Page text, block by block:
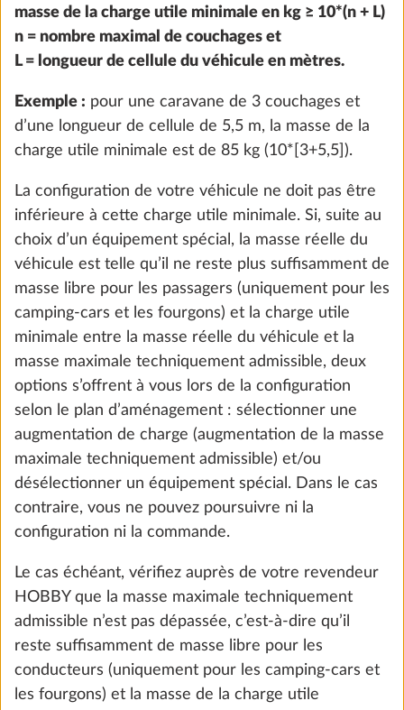
Hotte aspirante DOMETIC réglable à 10
positions
Plus
3,0 kg
Ajouter
Deux lits superposés avec sécurité et
échelle
masse de la charge utile minimale en kg ≥ 10*(n + L)
n = nombre maximal de couchages et
L = longueur de cellule du véhicule en mètres.
Exemple : pour une caravane de 3 couchages et
d’une longueur de cellule de 5,5 m, la masse de la
charge utile minimale est de 85 kg (10*[3+5,5]).
La configuration de votre véhicule ne doit pas être
inférieure à cette charge utile minimale. Si, suite au
choix d’un équipement spécial, la masse réelle du
véhicule est telle qu’il ne reste plus suffisamment de
masse libre pour les passagers (uniquement pour les
camping-cars et les fourgons) et la charge utile
minimale entre la masse réelle du véhicule et la
masse maximale techniquement admissible, deux
options s’offrent à vous lors de la configuration
selon le plan d’aménagement : sélectionner une
augmentation de charge (augmentation de la masse
maximale techniquement admissible) et/ou
désélectionner un équipement spécial. Dans le cas
contraire, vous ne pouvez poursuivre ni la
configuration ni la commande.
Le cas échéant, vérifiez auprès de votre revendeur
HOBBY que la masse maximale techniquement
admissible n’est pas dépassée, c’est-à-dire qu’il
reste suffisamment de masse libre pour les
conducteurs (uniquement pour les camping-cars et
les fourgons) et la masse de la charge utile